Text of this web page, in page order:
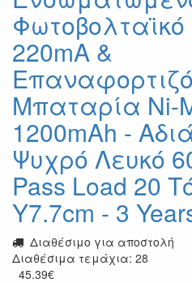
Φωτοβολταϊκό
220mA &
Μπαταρία Ni-
1200mAh -
Ψυχρό Λευκό
Pass Load 20
Υ7.7cm - 3
Διαθέσιμο για αποστολή
Διαθέσιμα τεμάχια: 28
45.39€